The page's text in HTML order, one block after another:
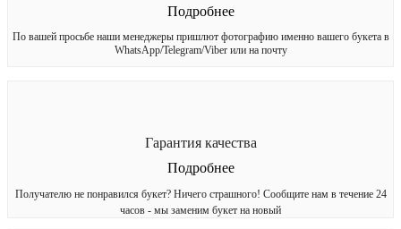
Подробнее
По вашей просьбе наши менеджеры пришлют фотографию именно вашего букета в
WhatsApp/Telegram/Viber или на почту
Гарантия качества
Подробнее
Получателю не понравился букет? Ничего страшного! Сообщите нам в течение 24
часов - мы заменим букет на новый